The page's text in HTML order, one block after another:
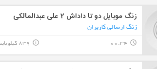
زنگ موبایل دو تا داداش ۲ علی عبدالمالکی
زنگ ارسالی کاربران
query_builder
00:34 839 کیلوبایت info_outline